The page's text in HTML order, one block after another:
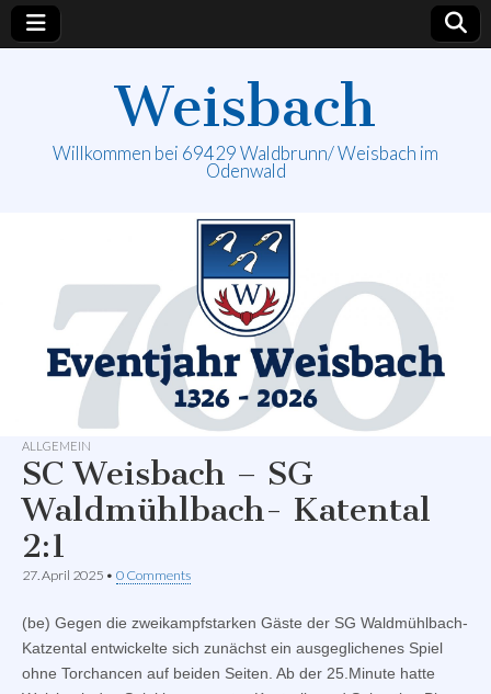
Weisbach
Willkommen bei 69429 Waldbrunn/ Weisbach im
Odenwald
ALLGEMEIN
SC Weisbach – SG
Waldmühlbach- Katental
2:1
27. April 2025 • 0 Comments
(be) Gegen die zweikampfstarken Gäste der SG Waldmühlbach-
Katzental entwickelte sich zunächst ein ausgeglichenes Spiel
ohne Torchancen auf beiden Seiten. Ab der 25.Minute hatte